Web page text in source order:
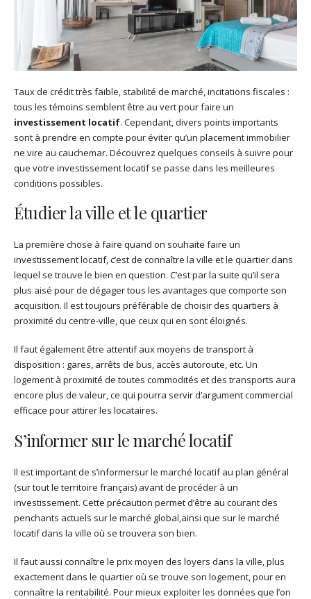
Taux de crédit très faible, stabilité de marché, incitations fiscales :
tous les témoins semblent être au vert pour faire un
investissement locatif. Cependant, divers points importants
sont à prendre en compte pour éviter qu’un placement immobilier
ne vire au cauchemar. Découvrez quelques conseils à suivre pour
que votre investissement locatif se passe dans les meilleures
conditions possibles.
Étudier la ville et le quartier
La première chose à faire quand on souhaite faire un
investissement locatif, c’est de connaître la ville et le quartier dans
lequel se trouve le bien en question. C’est par la suite qu’il sera
plus aisé pour de dégager tous les avantages que comporte son
acquisition. Il est toujours préférable de choisir des quartiers à
proximité du centre-ville, que ceux qui en sont éloignés.
Il faut également être attentif aux moyens de transport à
disposition : gares, arrêts de bus, accès autoroute, etc. Un
logement à proximité de toutes commodités et des transports aura
encore plus de valeur, ce qui pourra servir d’argument commercial
efficace pour attirer les locataires.
S’informer sur le marché locatif
Il est important de s’informersur le marché locatif au plan général
(sur tout le territoire français) avant de procéder à un
investissement. Cette précaution permet d’être au courant des
penchants actuels sur le marché global,ainsi que sur le marché
locatif dans la ville où se trouvera son bien.
Il faut aussi connaître le prix moyen des loyers dans la ville, plus
exactement dans le quartier où se trouve son logement, pour en
connaître la rentabilité. Pour mieux exploiter les données que l’on